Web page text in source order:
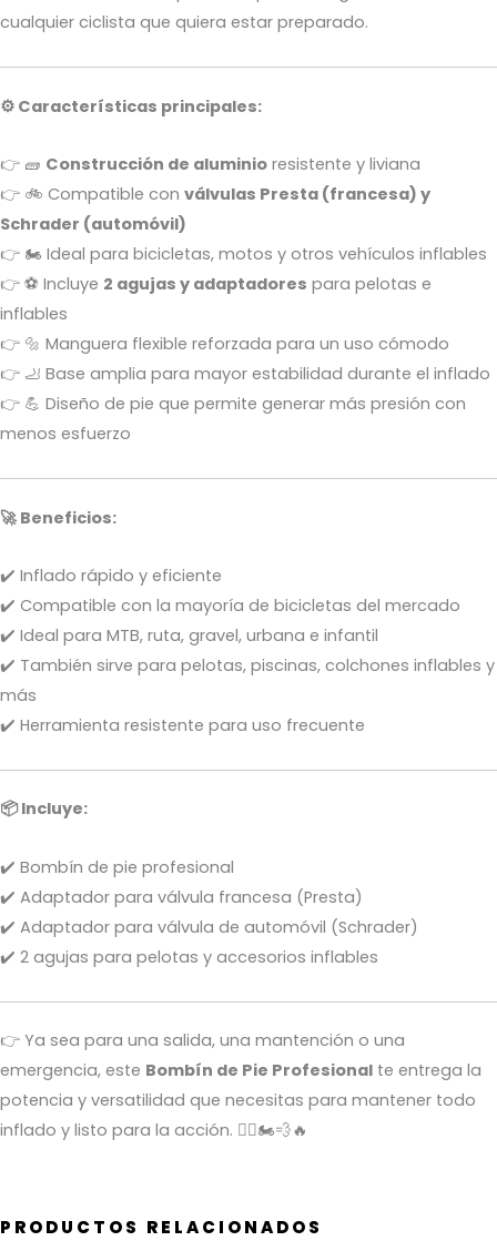
cualquier ciclista que quiera estar preparado.
⚙️ Características principales:
👉 🧱 Construcción de aluminio resistente y liviana
👉 🚲 Compatible con válvulas Presta (francesa) y
Schrader (automóvil)
👉 🏍️ Ideal para bicicletas, motos y otros vehículos inflables
👉 ⚽ Incluye 2 agujas y adaptadores para pelotas e
inflables
👉 🔩 Manguera flexible reforzada para un uso cómodo
👉 🦶 Base amplia para mayor estabilidad durante el inflado
👉 💪 Diseño de pie que permite generar más presión con
menos esfuerzo
🚀 Beneficios:
✔️ Inflado rápido y eficiente
✔️ Compatible con la mayoría de bicicletas del mercado
✔️ Ideal para MTB, ruta, gravel, urbana e infantil
✔️ También sirve para pelotas, piscinas, colchones inflables y
más
✔️ Herramienta resistente para uso frecuente
📦 Incluye:
✔️ Bombín de pie profesional
✔️ Adaptador para válvula francesa (Presta)
✔️ Adaptador para válvula de automóvil (Schrader)
✔️ 2 agujas para pelotas y accesorios inflables
👉 Ya sea para una salida, una mantención o una
emergencia, este Bombín de Pie Profesional te entrega la
potencia y versatilidad que necesitas para mantener todo
inflado y listo para la acción. 🚴‍♂️🏍️💨🔥
PRODUCTOS RELACIONADOS